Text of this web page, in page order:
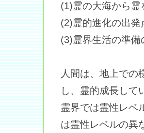
(1)霊の大海から
(2)霊的進化の出発
(3)霊界生活の準備
人間は、地上での
し、霊的成長して
霊界では霊性レベ
は霊性レベルの異